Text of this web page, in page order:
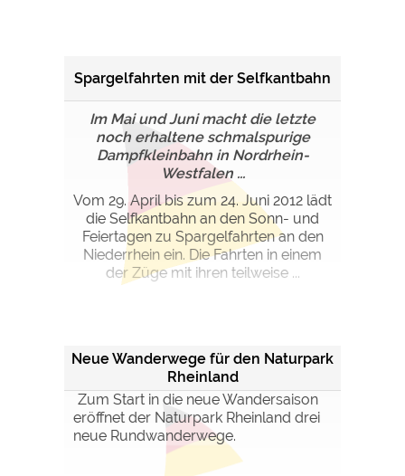
Spargelfahrten mit der Selfkantbahn
Im Mai und Juni macht die letzte
noch erhaltene schmalspurige
Dampfkleinbahn in Nordrhein-
Westfalen ...
Vom 29. April bis zum 24. Juni 2012 lädt
die Selfkantbahn an den Sonn- und
Feiertagen zu Spargelfahrten an den
Niederrhein ein. Die Fahrten in einem
der Züge mit ihren teilweise ...
Neue Wanderwege für den Naturpark
Rheinland
Zum Start in die neue Wandersaison
eröffnet der Naturpark Rheinland drei
neue Rundwanderwege.